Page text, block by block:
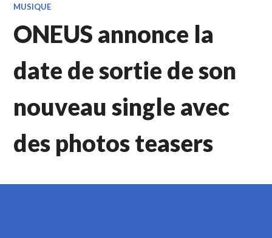
MUSIQUE
ONEUS annonce la
date de sortie de son
nouveau single avec
des photos teasers